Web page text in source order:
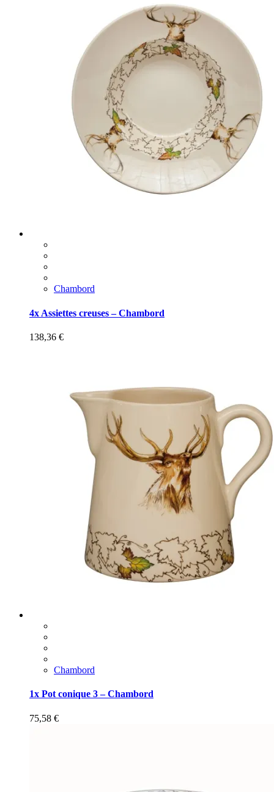
Chambord
4x Assiettes creuses – Chambord
138,36 €
Chambord
1x Pot conique 3 – Chambord
75,58 €